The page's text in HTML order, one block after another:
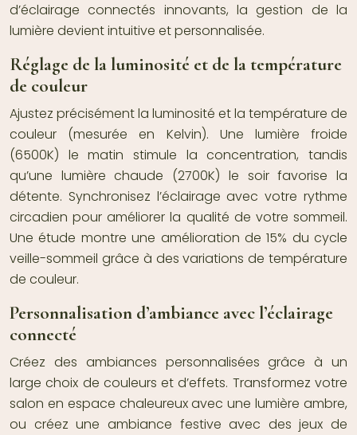
d’éclairage connectés innovants, la gestion de la
lumière devient intuitive et personnalisée.
Réglage de la luminosité et de la température
de couleur
Ajustez précisément la luminosité et la température de
couleur (mesurée en Kelvin). Une lumière froide
(6500K) le matin stimule la concentration, tandis
qu’une lumière chaude (2700K) le soir favorise la
détente. Synchronisez l’éclairage avec votre rythme
circadien pour améliorer la qualité de votre sommeil.
Une étude montre une amélioration de 15% du cycle
veille-sommeil grâce à des variations de température
de couleur.
Personnalisation d’ambiance avec l’éclairage
connecté
Créez des ambiances personnalisées grâce à un
large choix de couleurs et d’effets. Transformez votre
salon en espace chaleureux avec une lumière ambre,
ou créez une ambiance festive avec des jeux de